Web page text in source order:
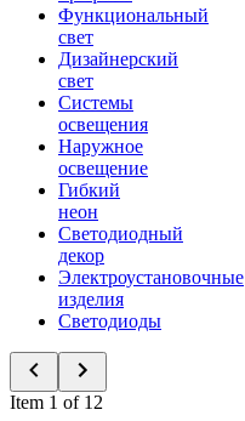
Функциональный
свет
Дизайнерский
свет
Системы
освещения
Наружное
освещение
Гибкий
неон
Светодиодный
декор
Электроустановочные
изделия
Светодиоды
Item 1 of 12